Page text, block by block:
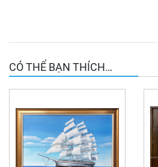
CÓ THỂ BẠN THÍCH…